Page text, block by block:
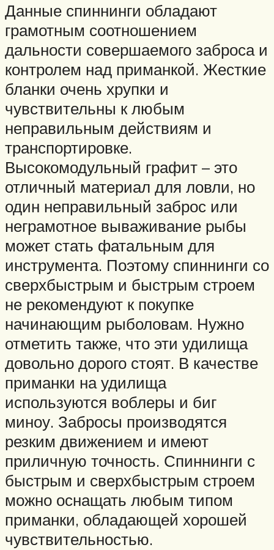
Данные спиннинги обладают
грамотным соотношением
дальности совершаемого заброса и
контролем над приманкой. Жесткие
бланки очень хрупки и
чувствительны к любым
неправильным действиям и
транспортировке.
Высокомодульный графит – это
отличный материал для ловли, но
один неправильный заброс или
неграмотное вываживание рыбы
может стать фатальным для
инструмента. Поэтому спиннинги со
сверхбыстрым и быстрым строем
не рекомендуют к покупке
начинающим рыболовам. Нужно
отметить также, что эти удилища
довольно дорого стоят. В качестве
приманки на удилища
используются воблеры и биг
миноу. Забросы производятся
резким движением и имеют
приличную точность. Спиннинги с
быстрым и сверхбыстрым строем
можно оснащать любым типом
приманки, обладающей хорошей
чувствительностью.